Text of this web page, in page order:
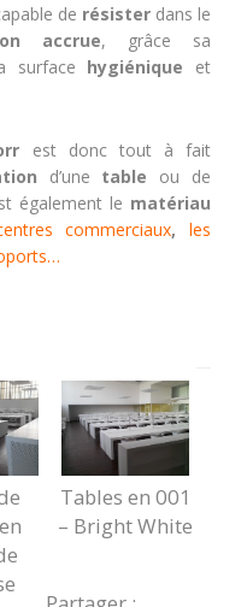
de résister dans le
accrue, grâce sa
surface hygiénique et
est donc tout à fait
d’une table ou de
également le matériau
commerciaux, les
Tables en 001
– Bright White